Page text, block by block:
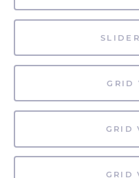
GRID
GRID
GRID